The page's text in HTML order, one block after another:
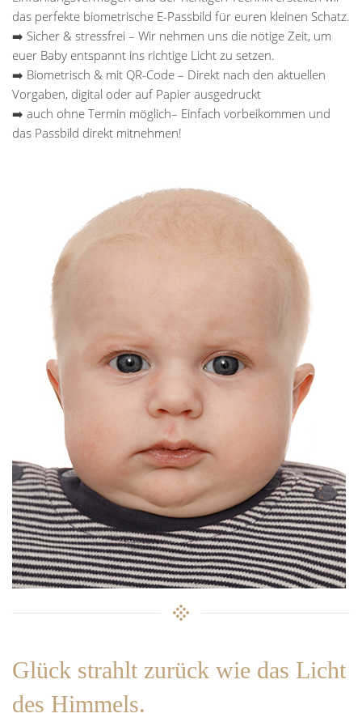
das perfekte biometrische E-Passbild für euren kleinen Schatz.
➡️ Sicher & stressfrei – Wir nehmen uns die nötige Zeit, um
euer Baby entspannt ins richtige Licht zu setzen.
➡️ Biometrisch & mit QR-Code – Direkt nach den aktuellen
Vorgaben, digital oder auf Papier ausgedruckt
➡️ auch ohne Termin möglich– Einfach vorbeikommen und
das Passbild direkt mitnehmen!
Glück strahlt zurück wie das Licht
des Himmels.